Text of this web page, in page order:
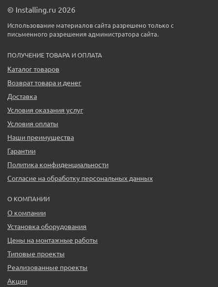
© Installing.ru 2026
Использование материалов сайта разрешено только с
письменного разрешения администратора сайта.
ПОЛУЧЕНИЕ ТОВАРА И ОПЛАТА
Каталог товаров
Возврат товара и денег
Доставка
Условия оказания услуг
Условия оплаты
Наши преимущества
Гарантии
Политика конфиденциальности
Согласие на обработку персональных данных
О КОМПАНИИ
О компании
Установка оборудования
Цены на монтажные работы
Типовые проекты
Реализованные проекты
Акции